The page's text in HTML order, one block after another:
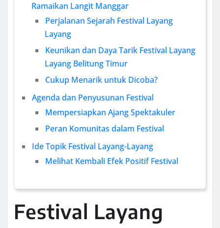
Ramaikan Langit Manggar
Perjalanan Sejarah Festival Layang
Layang
Keunikan dan Daya Tarik Festival Layang
Layang Belitung Timur
Cukup Menarik untuk Dicoba?
Agenda dan Penyusunan Festival
Mempersiapkan Ajang Spektakuler
Peran Komunitas dalam Festival
Ide Topik Festival Layang-Layang
Melihat Kembali Efek Positif Festival
Festival Layang